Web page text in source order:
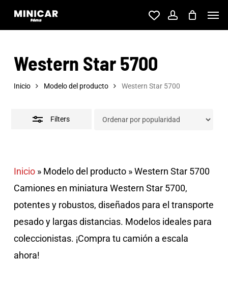
Skip
content
account
Western Star 5700
Inicio Modelo del producto Western Star 5700
Filters
Inicio» Modelo del producto»Western Star 5700
Camiones en miniatura Western Star 5700,
potentes y robustos, diseñados para el transporte
pesado y largas distancias. Modelos ideales para
coleccionistas. ¡Compra tu camión a escala
ahora!